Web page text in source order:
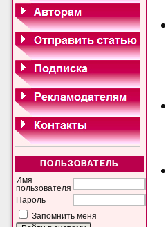
ПОЛЬЗОВАТЕЛЬ
Имя
пользователя
Пароль
Запомнить меня